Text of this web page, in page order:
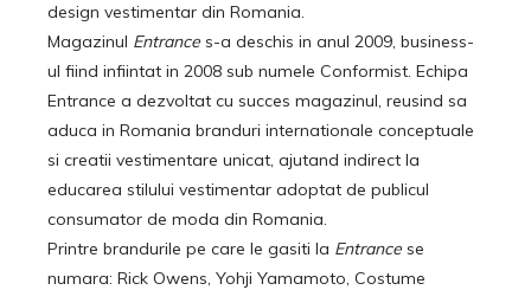
design vestimentar din Romania.
Magazinul Entrance s-a deschis in anul 2009, business-
ul fiind infiintat in 2008 sub numele Conformist. Echipa
Entrance a dezvoltat cu succes magazinul, reusind sa
aduca in Romania branduri internationale conceptuale
si creatii vestimentare unicat, ajutand indirect la
educarea stilului vestimentar adoptat de publicul
consumator de moda din Romania.
Printre brandurile pe care le gasiti la Entrance se
numara: Rick Owens, Yohji Yamamoto, Costume